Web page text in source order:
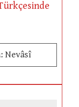
Nevâsî